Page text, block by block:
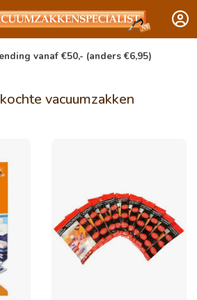
vanaf €50,- (anders €6,95)
vacuumzakken